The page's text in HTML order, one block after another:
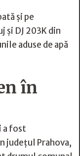
și pe
și DJ 203K din
aduse de apă
în
a fost
județul Prahova,